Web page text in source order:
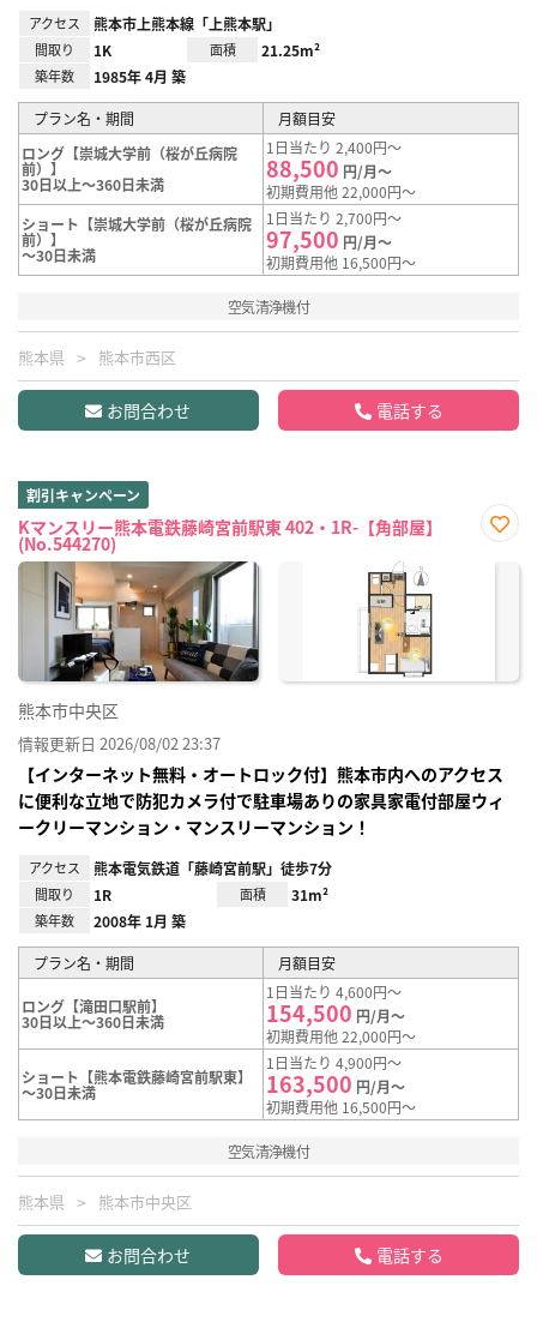
アクセス 熊本市上熊本線「上熊本駅」
間取り 1K 面積 21.25m²
築年数 1985年 4月 築
プラン名・期間
月額目安
ロング【崇城大学前（桜が丘病院
前）】
30日以上～360日未満
1日当たり 2,400円～
88,500 円/月～
初期費用他 22,000円～
ショート【崇城大学前（桜が丘病院
前）】
～30日未満
1日当たり 2,700円～
97,500 円/月～
初期費用他 16,500円～
空気清浄機付
熊本県 熊本市西区
お問合わせ 電話する
割引キャンペーン
Kマンスリー熊本電鉄藤崎宮前駅東 402・1R-【角部屋】
(No.544270)
に入
熊本市中央区
情報更新日 2026/08/02 23:37
【インターネット無料・オートロック付】熊本市内へのアクセス
に便利な立地で防犯カメラ付で駐車場ありの家具家電付部屋ウィ
ークリーマンション・マンスリーマンション！
アクセス 熊本電気鉄道「藤崎宮前駅」徒歩7分
間取り 1R 面積 31m²
築年数 2008年 1月 築
プラン名・期間 月額目安
ロング【滝田口駅前】
30日以上～360日未満
1日当たり 4,600円～
154,500 円/月～
初期費用他 22,000円～
ショート【熊本電鉄藤崎宮前駅東】
～30日未満
1日当たり 4,900円～
163,500 円/月～
初期費用他 16,500円～
空気清浄機付
熊本県 熊本市中央区
お問合わせ 電話する